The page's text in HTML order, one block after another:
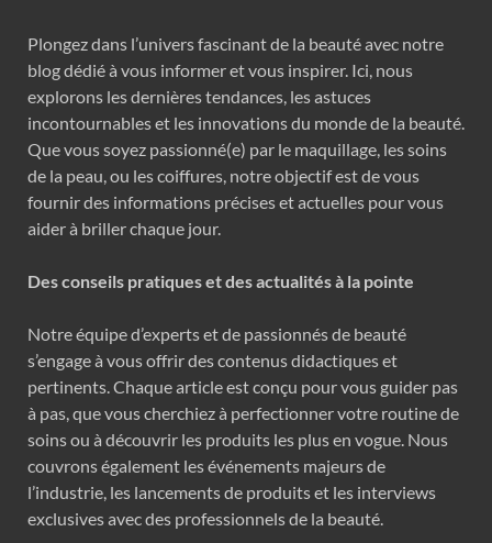
Plongez dans l’univers fascinant de la beauté avec notre
blog dédié à vous informer et vous inspirer. Ici, nous
explorons les dernières tendances, les astuces
incontournables et les innovations du monde de la beauté.
Que vous soyez passionné(e) par le maquillage, les soins
de la peau, ou les coiffures, notre objectif est de vous
fournir des informations précises et actuelles pour vous
aider à briller chaque jour.
Des conseils pratiques et des actualités à la pointe
Notre équipe d’experts et de passionnés de beauté
s’engage à vous offrir des contenus didactiques et
pertinents. Chaque article est conçu pour vous guider pas
à pas, que vous cherchiez à perfectionner votre routine de
soins ou à découvrir les produits les plus en vogue. Nous
couvrons également les événements majeurs de
l’industrie, les lancements de produits et les interviews
exclusives avec des professionnels de la beauté.